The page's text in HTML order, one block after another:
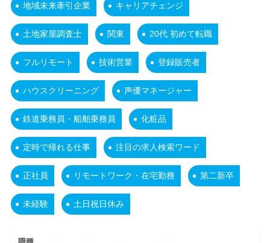
地域未来牽引企業 キャリアチェンジ
土地家屋調査士 関東 20代 初めて転職
フルリモート 技術営業 登録販売者
ハウスクリーニング 声優マネージャー
鉄道乗務員・船舶乗務員 化粧品
定時で帰れる仕事 注目の求人検索ワード
正社員 リモートワーク・在宅勤務 第二新卒
未経験 土日祝日休み